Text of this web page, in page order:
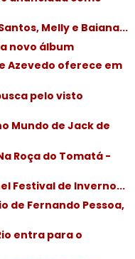
Melly e Baiana...
novo álbum
Azevedo oferece em
pelo visto
Mundo de Jack de
Roça do Tomatá -
Festival de Inverno...
de Fernando Pessoa,
entra para o